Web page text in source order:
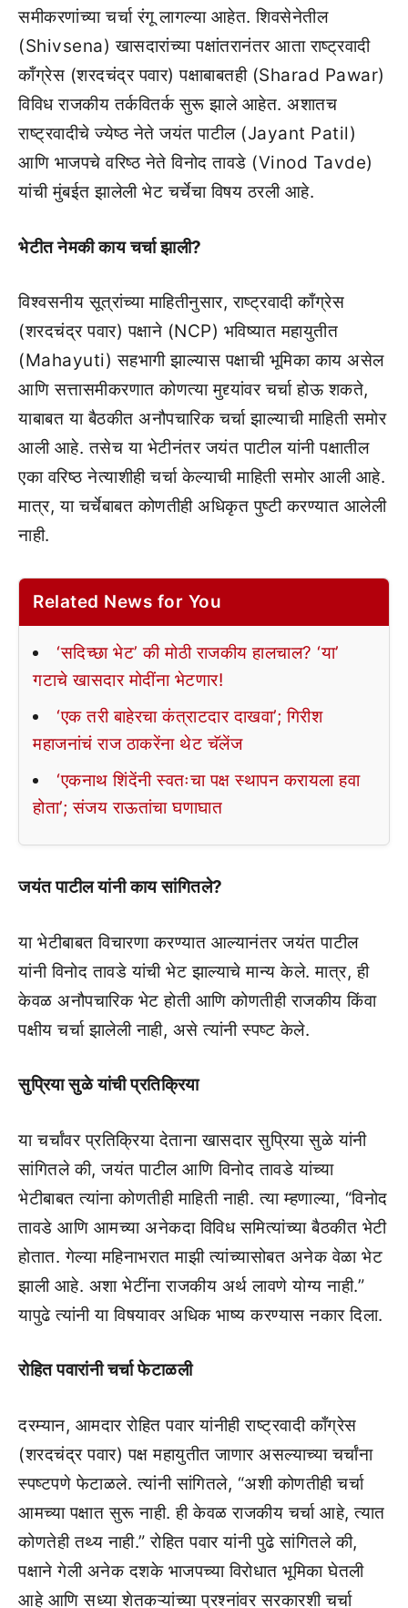
समीकरणांच्या चर्चा रंगू लागल्या आहेत. शिवसेनेतील
(Shivsena) खासदारांच्या पक्षांतरानंतर आता राष्ट्रवादी
काँग्रेस (शरदचंद्र पवार) पक्षाबाबतही (Sharad Pawar)
विविध राजकीय तर्कवितर्क सुरू झाले आहेत. अशातच
राष्ट्रवादीचे ज्येष्ठ नेते जयंत पाटील (Jayant Patil)
आणि भाजपचे वरिष्ठ नेते विनोद तावडे (Vinod Tavde)
यांची मुंबईत झालेली भेट चर्चेचा विषय ठरली आहे.
भेटीत नेमकी काय चर्चा झाली?
विश्वसनीय सूत्रांच्या माहितीनुसार, राष्ट्रवादी काँग्रेस
(शरदचंद्र पवार) पक्षाने (NCP) भविष्यात महायुतीत
(Mahayuti) सहभागी झाल्यास पक्षाची भूमिका काय असेल
आणि सत्तासमीकरणात कोणत्या मुद्द्यांवर चर्चा होऊ शकते,
याबाबत या बैठकीत अनौपचारिक चर्चा झाल्याची माहिती समोर
आली आहे. तसेच या भेटीनंतर जयंत पाटील यांनी पक्षातील
एका वरिष्ठ नेत्याशीही चर्चा केल्याची माहिती समोर आली आहे.
मात्र, या चर्चेबाबत कोणतीही अधिकृत पुष्टी करण्यात आलेली
नाही.
Related News for You
‘सदिच्छा भेट’ की मोठी राजकीय हालचाल? ‘या’
गटाचे खासदार मोदींना भेटणार!
‘एक तरी बाहेरचा कंत्राटदार दाखवा’; गिरीश
महाजनांचं राज ठाकरेंना थेट चॅलेंज
‘एकनाथ शिंदेंनी स्वतःचा पक्ष स्थापन करायला हवा
होता’; संजय राऊतांचा घणाघात
जयंत पाटील यांनी काय सांगितले?
या भेटीबाबत विचारणा करण्यात आल्यानंतर जयंत पाटील
यांनी विनोद तावडे यांची भेट झाल्याचे मान्य केले. मात्र, ही
केवळ अनौपचारिक भेट होती आणि कोणतीही राजकीय किंवा
पक्षीय चर्चा झालेली नाही, असे त्यांनी स्पष्ट केले.
सुप्रिया सुळे यांची प्रतिक्रिया
या चर्चांवर प्रतिक्रिया देताना खासदार सुप्रिया सुळे यांनी
सांगितले की, जयंत पाटील आणि विनोद तावडे यांच्या
भेटीबाबत त्यांना कोणतीही माहिती नाही. त्या म्हणाल्या, “विनोद
तावडे आणि आमच्या अनेकदा विविध समित्यांच्या बैठकीत भेटी
होतात. गेल्या महिनाभरात माझी त्यांच्यासोबत अनेक वेळा भेट
झाली आहे. अशा भेटींना राजकीय अर्थ लावणे योग्य नाही.”
यापुढे त्यांनी या विषयावर अधिक भाष्य करण्यास नकार दिला.
रोहित पवारांनी चर्चा फेटाळली
दरम्यान, आमदार रोहित पवार यांनीही राष्ट्रवादी काँग्रेस
(शरदचंद्र पवार) पक्ष महायुतीत जाणार असल्याच्या चर्चांना
स्पष्टपणे फेटाळले. त्यांनी सांगितले, “अशी कोणतीही चर्चा
आमच्या पक्षात सुरू नाही. ही केवळ राजकीय चर्चा आहे, त्यात
कोणतेही तथ्य नाही.” रोहित पवार यांनी पुढे सांगितले की,
पक्षाने गेली अनेक दशके भाजपच्या विरोधात भूमिका घेतली
आहे आणि सध्या शेतकऱ्यांच्या प्रश्नांवर सरकारशी चर्चा